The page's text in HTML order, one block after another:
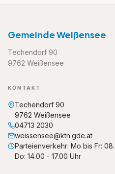
Gemeinde Weißensee
Techendorf 90
9762 Weißensee
KONTAKT
Techendorf 90
9762 Weißensee
04713 2030
weissensee@ktn.gde.at
Parteienverkehr: Mo bis Fr:
Do: 14.00 - 17.00 Uhr